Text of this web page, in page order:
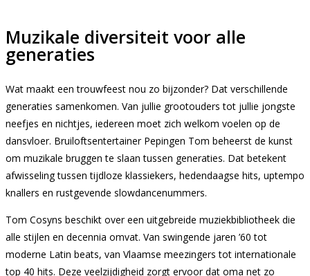
Muzikale diversiteit voor alle
generaties
Wat maakt een trouwfeest nou zo bijzonder? Dat verschillende
generaties samenkomen. Van jullie grootouders tot jullie jongste
neefjes en nichtjes, iedereen moet zich welkom voelen op de
dansvloer. Bruiloftsentertainer Pepingen Tom beheerst de kunst
om muzikale bruggen te slaan tussen generaties. Dat betekent
afwisseling tussen tijdloze klassiekers, hedendaagse hits, uptempo
knallers en rustgevende slowdancenummers.
Tom Cosyns beschikt over een uitgebreide muziekbibliotheek die
alle stijlen en decennia omvat. Van swingende jaren ’60 tot
moderne Latin beats, van Vlaamse meezingers tot internationale
top 40 hits. Deze veelzijdigheid zorgt ervoor dat oma net zo